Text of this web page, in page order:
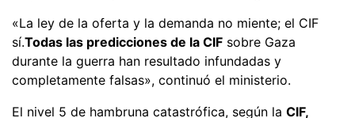
«La ley de la oferta y la demanda no miente; el CIF
sí.Todas las predicciones de la CIF sobre Gaza
durante la guerra han resultado infundadas y
completamente falsas», continuó el ministerio.
El nivel 5 de hambruna catastrófica, según la CIF,